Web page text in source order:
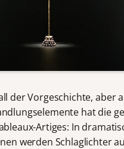
der Vorgeschichte, aber
hat die
Artiges: In
werden Schlaglichter